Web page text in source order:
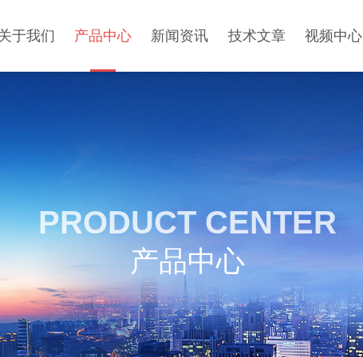
于我们 产品中心 新闻资讯 技术文章 视频中心
PRODUCT CENTER
产品中心